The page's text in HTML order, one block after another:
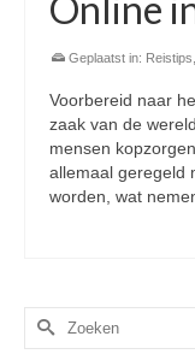
Geplaatst in: Reistips
Voorbereid naar
zaak van de
mensen
allemaal geregeld
worden, wat
Zoek
naar: